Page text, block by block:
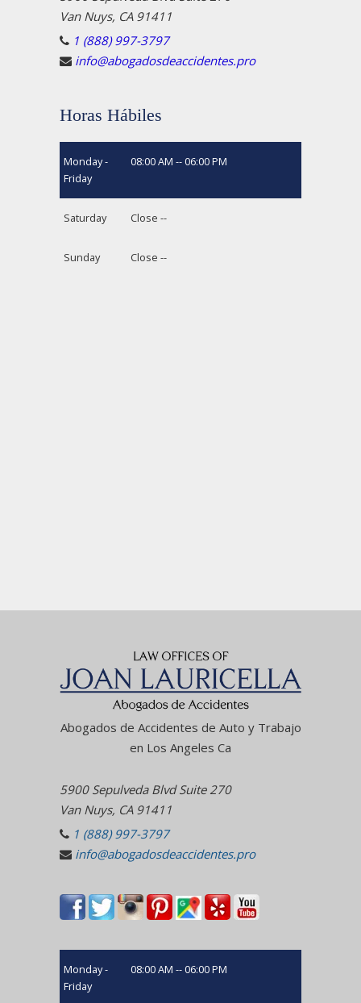
Van Nuys, CA 91411
1 (888) 997-3797
info@abogadosdeaccidentes.pro
Horas Hábiles
Monday -
Friday
08:00 AM -- 06:00 PM
Saturday Close --
Sunday Close --
Abogados de Accidentes de Auto y Trabajo
en Los Angeles Ca
5900 Sepulveda Blvd Suite 270
Van Nuys, CA 91411
1 (888) 997-3797
info@abogadosdeaccidentes.pro
Monday -
Friday
08:00 AM -- 06:00 PM